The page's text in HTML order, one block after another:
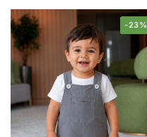
-23%